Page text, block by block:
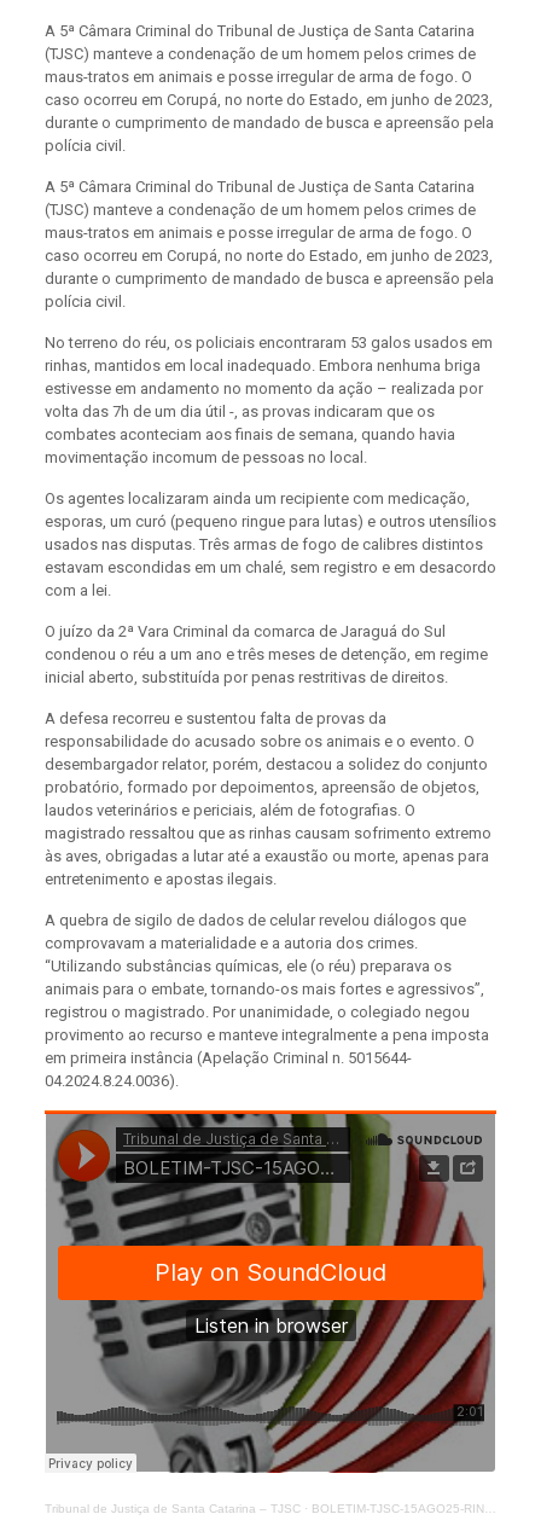
A 5ª Câmara Criminal do Tribunal de Justiça de Santa Catarina
(TJSC) manteve a condenação de um homem pelos crimes de
maus-tratos em animais e posse irregular de arma de fogo. O
caso ocorreu em Corupá, no norte do Estado, em junho de 2023,
durante o cumprimento de mandado de busca e apreensão pela
polícia civil.
A 5ª Câmara Criminal do Tribunal de Justiça de Santa Catarina
(TJSC) manteve a condenação de um homem pelos crimes de
maus-tratos em animais e posse irregular de arma de fogo. O
caso ocorreu em Corupá, no norte do Estado, em junho de 2023,
durante o cumprimento de mandado de busca e apreensão pela
polícia civil.
No terreno do réu, os policiais encontraram 53 galos usados em
rinhas, mantidos em local inadequado. Embora nenhuma briga
estivesse em andamento no momento da ação – realizada por
volta das 7h de um dia útil -, as provas indicaram que os
combates aconteciam aos finais de semana, quando havia
movimentação incomum de pessoas no local.
Os agentes localizaram ainda um recipiente com medicação,
esporas, um curó (pequeno ringue para lutas) e outros utensílios
usados nas disputas. Três armas de fogo de calibres distintos
estavam escondidas em um chalé, sem registro e em desacordo
com a lei.
O juízo da 2ª Vara Criminal da comarca de Jaraguá do Sul
condenou o réu a um ano e três meses de detenção, em regime
inicial aberto, substituída por penas restritivas de direitos.
A defesa recorreu e sustentou falta de provas da
responsabilidade do acusado sobre os animais e o evento. O
desembargador relator, porém, destacou a solidez do conjunto
probatório, formado por depoimentos, apreensão de objetos,
laudos veterinários e periciais, além de fotografias. O
magistrado ressaltou que as rinhas causam sofrimento extremo
às aves, obrigadas a lutar até a exaustão ou morte, apenas para
entretenimento e apostas ilegais.
A quebra de sigilo de dados de celular revelou diálogos que
comprovavam a materialidade e a autoria dos crimes.
“Utilizando substâncias químicas, ele (o réu) preparava os
animais para o embate, tornando-os mais fortes e agressivos”,
registrou o magistrado. Por unanimidade, o colegiado negou
provimento ao recurso e manteve integralmente a pena imposta
em primeira instância (Apelação Criminal n. 5015644-
04.2024.8.24.0036).
Tribunal de Justiça de Santa Catarina – TJSC· BOLETIM-TJSC-15AGO25-RINHA-AI